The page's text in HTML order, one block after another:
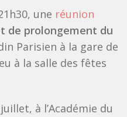
une réunion
de prolongement du
Parisien à la gare de
à la salle des fêtes
à l’Académie du